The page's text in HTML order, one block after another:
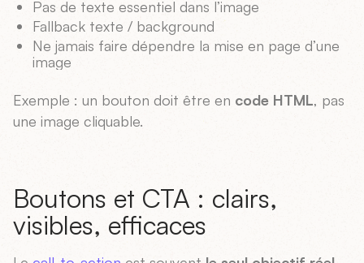
Pas de texte essentiel dans l’image
Fallback texte / background
Ne jamais faire dépendre la mise en page d’une
image
Exemple : un bouton doit être en code HTML, pas
une image cliquable.
Boutons et CTA : clairs,
visibles, efficaces